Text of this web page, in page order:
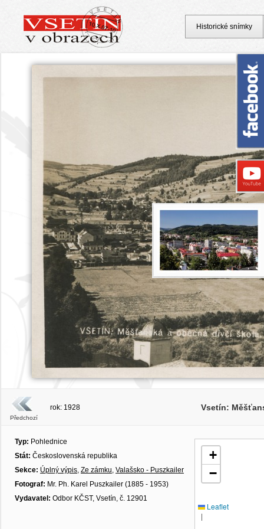
Předchozí
rok: 1928 Vsetín:
Typ: Pohlednice
Stát: Československá republika
Sekce: Úplný výpis, Ze zámku, Valašsko - Puszkailer
Fotograf: Mr. Ph. Karel Puszkailer (1885 - 1953)
Vydavatel: Odbor KČST, Vsetín, č. 12901
+
−
Leaflet
|
Historické snímky